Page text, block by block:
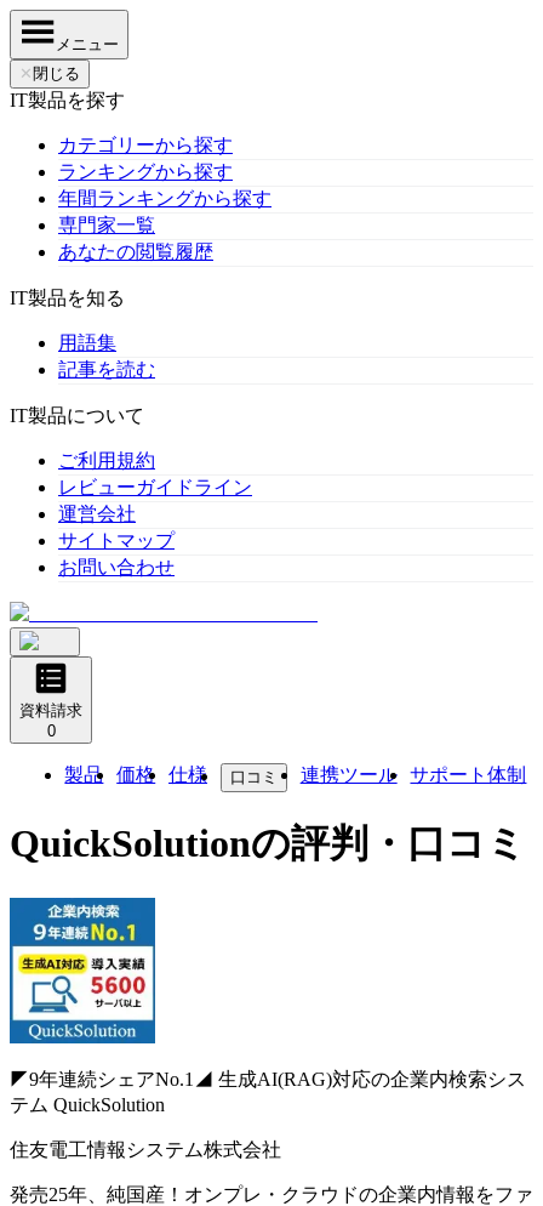
メニュー
✕ 閉じる
IT製品を探す
カテゴリーから探す
ランキングから探す
年間ランキングから探す
専門家一覧
あなたの閲覧履歴
IT製品を知る
用語集
記事を読む
IT製品について
ご利用規約
レビューガイドライン
運営会社
サイトマップ
お問い合わせ
資料請求
0
製品 価格 仕様 口コミ 連携ツール サポート体制
QuickSolutionの評判・口コミ
◤9年連続シェアNo.1◢ 生成AI(RAG)対応の企業内検索シス
テム QuickSolution
住友電工情報システム株式会社
発売25年、純国産！オンプレ・クラウドの企業内情報をファ